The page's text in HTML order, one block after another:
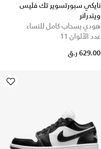
نايكي سبورتسوير تك فليس
ويندرانر
هودي بسحاب كامل للنساء
عدد الألوان 11
629.00 ر.ق